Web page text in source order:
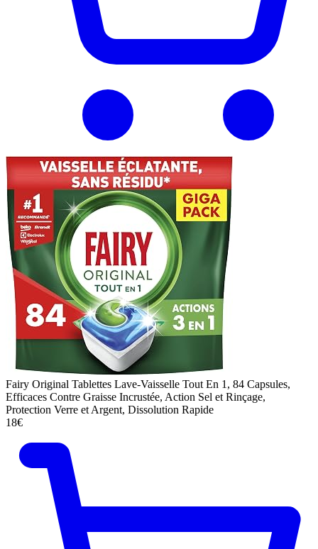
Fairy Original Tablettes Lave-Vaisselle Tout En 1, 84 Capsules,
Efficaces Contre Graisse Incrustée, Action Sel et Rinçage,
Protection Verre et Argent, Dissolution Rapide
18€